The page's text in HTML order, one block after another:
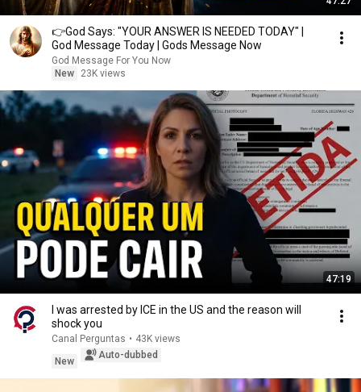
👉God Says: "YOUR ANSWER IS NEEDED TODAY" |
God Message Today | Gods Message Now
God Message For You Now
New
23K views
47:19
I was arrested by ICE in the US and the reason will
shock you
Canal Perguntas • 43K views
New
Auto-dubbed